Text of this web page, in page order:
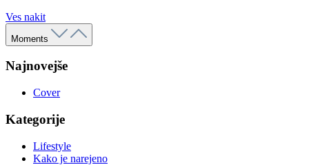
Ves nakit
Moments
Najnovejše
Cover
Kategorije
Lifestyle
Kako je narejeno